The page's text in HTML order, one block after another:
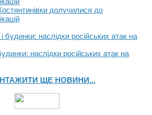
долучилися до
наслідки російських атак на
ЩЕ НОВИНИ...